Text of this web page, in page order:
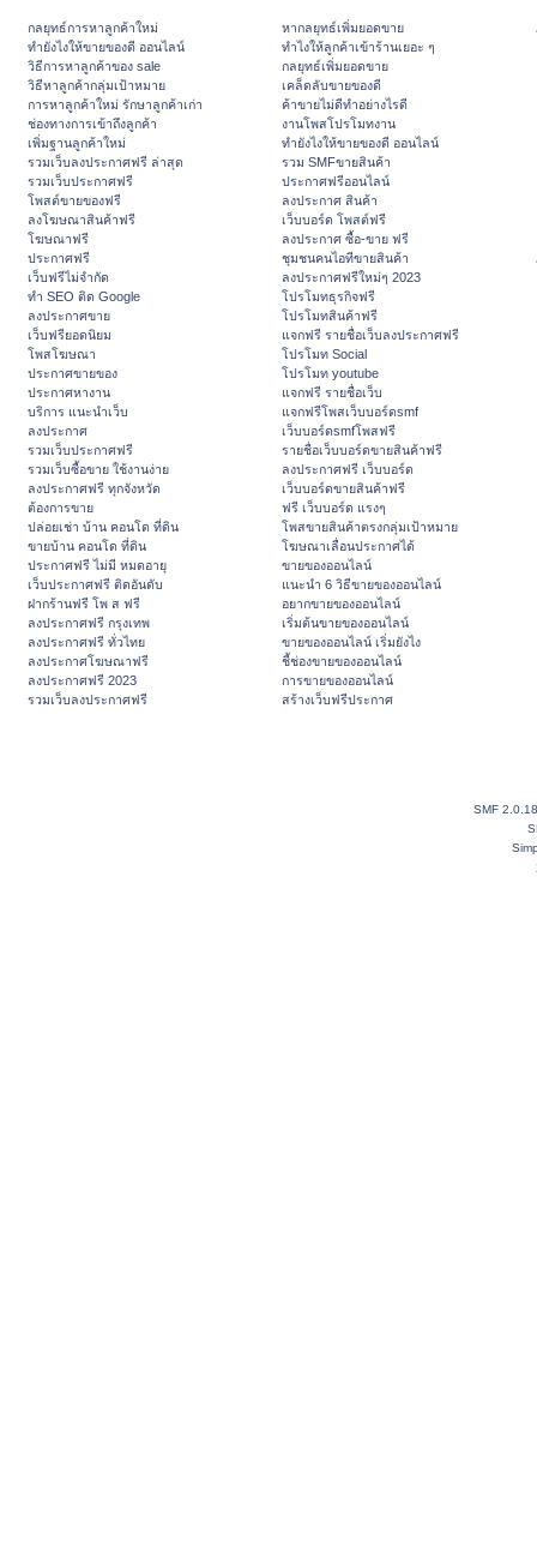
กลยุทธ์การหาลูกค้าใหม่
ทํายังไงให้ขายของดี ออนไลน์
วิธีการหาลูกค้าของ sale
วิธีหาลูกค้ากลุ่มเป้าหมาย
การหาลูกค้าใหม่ รักษาลูกค้าเก่า
ช่องทางการเข้าถึงลูกค้า
เพิ่มฐานลูกค้าใหม่
รวมเว็บลงประกาศฟรี ล่าสุด
รวมเว็บประกาศฟรี
โพสต์ขายของฟรี
ลงโฆษณาสินค้าฟรี
โฆษณาฟรี
ประกาศฟรี
เว็บฟรีไม่จำกัด
ทำ SEO ติด Google
ลงประกาศขาย
เว็บฟรียอดนิยม
โพสโฆษณา
ประกาศขายของ
ประกาศหางาน
บริการ แนะนำเว็บ
ลงประกาศ
รวมเว็บประกาศฟรี
รวมเว็บซื้อขาย ใช้งานง่าย
ลงประกาศฟรี ทุกจังหวัด
ต้องการขาย
ปล่อยเช่า บ้าน คอนโด ที่ดิน
ขายบ้าน คอนโด ที่ดิน
ประกาศฟรี ไม่มี หมดอายุ
เว็บประกาศฟรี ติดอันดับ
ฝากร้านฟรี โพ ส ฟรี
ลงประกาศฟรี กรุงเทพ
ลงประกาศฟรี ทั่วไทย
ลงประกาศโฆษณาฟรี
ลงประกาศฟรี 2023
รวมเว็บลงประกาศฟรี
หากลยุทธ์เพิ่มยอดขาย
ทําไงให้ลูกค้าเข้าร้านเยอะ ๆ
กลยุทธ์เพิ่มยอดขาย
เคล็ดลับขายของดี
ค้าขายไม่ดีทำอย่างไรดี
งานโพสโปรโมทงาน
ทํายังไงให้ขายของดี ออนไลน์
รวม SMFขายสินค้า
ประกาศฟรีออนไลน์
ลงประกาศ สินค้า
เว็บบอร์ด โพสต์ฟรี
ลงประกาศ ซื้อ-ขาย ฟรี
ชุมชนคนไอทีขายสินค้า
ลงประกาศฟรีใหม่ๆ 2023
โปรโมทธุรกิจฟรี
โปรโมทสินค้าฟรี
แจกฟรี รายชื่อเว็บลงประกาศฟรี
โปรโมท Social
โปรโมท youtube
แจกฟรี รายชื่อเว็บ
แจกฟรีโพสเว็บบอร์ดsmf
เว็บบอร์ดsmfโพสฟรี
รายชื่อเว็บบอร์ดขายสินค้าฟรี
ลงประกาศฟรี เว็บบอร์ด
เว็บบอร์ดขายสินค้าฟรี
ฟรี เว็บบอร์ด แรงๆ
โพสขายสินค้าตรงกลุ่มเป้าหมาย
โฆษณาเลื่อนประกาศได้
ขายของออนไลน์
แนะนำ 6 วิธีขายของออนไลน์
อยากขายของออนไลน์
เริ่มต้นขายของออนไลน์
ขายของออนไลน์ เริ่มยังไง
ชี้ช่องขายของออนไลน์
การขายของออนไลน์
สร้างเว็บฟรีประกาศ
SMF 2.0.18